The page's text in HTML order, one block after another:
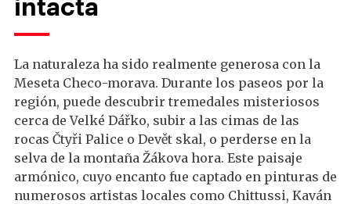
intacta
La naturaleza ha sido realmente generosa con la
Meseta Checo-morava. Durante los paseos por la
región, puede descubrir tremedales misteriosos
cerca de Velké Dářko, subir a las cimas de las
rocas Čtyři Palice o Devět skal, o perderse en la
selva de la montaña Žákova hora. Este paisaje
armónico, cuyo encanto fue captado en pinturas de
numerosos artistas locales como Chittussi, Kaván